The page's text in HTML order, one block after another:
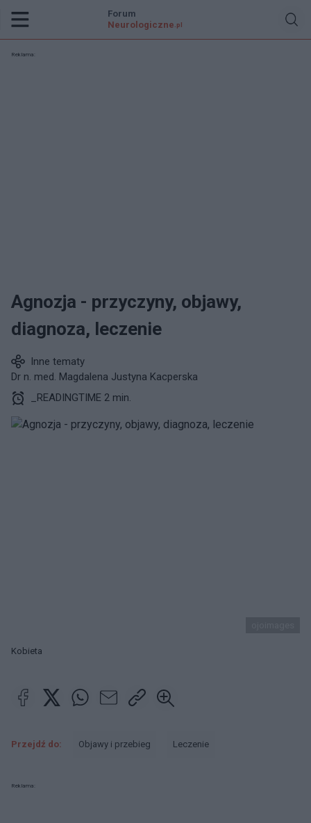
Forum
Neurologiczne .pl
Reklama:
Agnozja - przyczyny, objawy,
diagnoza, leczenie
Inne tematy
Dr n. med. Magdalena Justyna Kacperska
_READINGTIME 2 min.
Kobieta
Przejdź do: Objawy i przebieg Leczenie
Reklama: